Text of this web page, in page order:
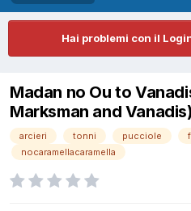
Hai problemi con il
Madan no Ou to
Marksman and Vanadis)
arcieri tonni pucciole
nocaramellacaramella